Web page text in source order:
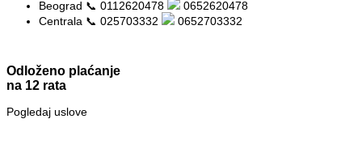
Beograd 📞 0112620478
0652620478
Centrala 📞 025703332
0652703332
Odloženo plaćanje
na 12 rata
Pogledaj uslove